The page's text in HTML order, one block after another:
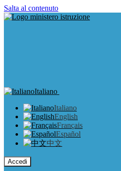
Salta al contenuto
Italiano
Italiano
English
Français
Español
中文
Accedi